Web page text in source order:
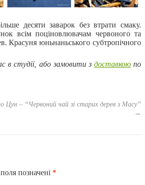
десяти заварок без втрати смаку.
всім поціновлювачам червоного та
Красуня юньнаньського субтропічного
в студії, або замовити з доставкоюпо
Цун – “Червоний чай зі старих дерев з Масу”
→
позначені *